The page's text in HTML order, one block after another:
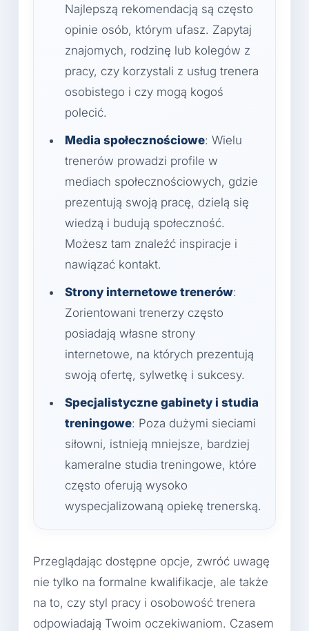
Najlepszą rekomendacją są często
opinie osób, którym ufasz. Zapytaj
znajomych, rodzinę lub kolegów z
pracy, czy korzystali z usług trenera
osobistego i czy mogą kogoś
polecić.
Media społecznościowe: Wielu
trenerów prowadzi profile w
mediach społecznościowych, gdzie
prezentują swoją pracę, dzielą się
wiedzą i budują społeczność.
Możesz tam znaleźć inspiracje i
nawiązać kontakt.
Strony internetowe trenerów:
Zorientowani trenerzy często
posiadają własne strony
internetowe, na których prezentują
swoją ofertę, sylwetkę i sukcesy.
Specjalistyczne gabinety i studia
treningowe: Poza dużymi sieciami
siłowni, istnieją mniejsze, bardziej
kameralne studia treningowe, które
często oferują wysoko
wyspecjalizowaną opiekę trenerską.
Przeglądając dostępne opcje, zwróć uwagę
nie tylko na formalne kwalifikacje, ale także
na to, czy styl pracy i osobowość trenera
odpowiadają Twoim oczekiwaniom. Czasem